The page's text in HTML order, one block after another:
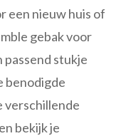
een nieuw huis of
gebak voor
passend stukje
benodigde
bekijk je